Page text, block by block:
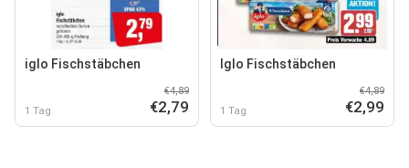
iglo Fischstäbchen
1 Tag
€4,89
€2,79
Iglo Fischstäbchen
1 Tag
€4,89
€2,99